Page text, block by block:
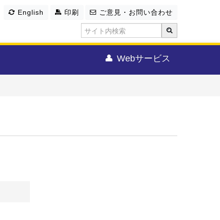
English 印刷 ご意見・お問い合わせ
Webサービス